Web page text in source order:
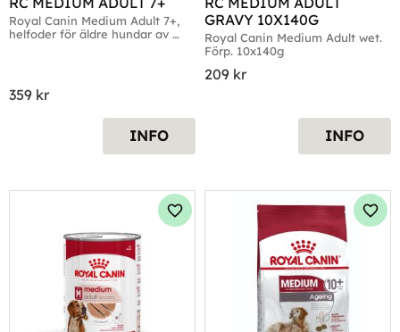
Royal Canin Medium Adult 7+,
helfoder för äldre hundar av
359 kr
INFO
GRAVY 10X140G
Royal Canin Medium Adult wet.
Förp. 10x140g
209 kr
INFO
Lägg till i favoriter